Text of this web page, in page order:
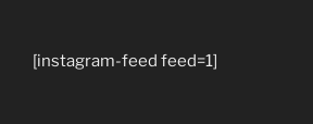
[instagram-feed feed=1]